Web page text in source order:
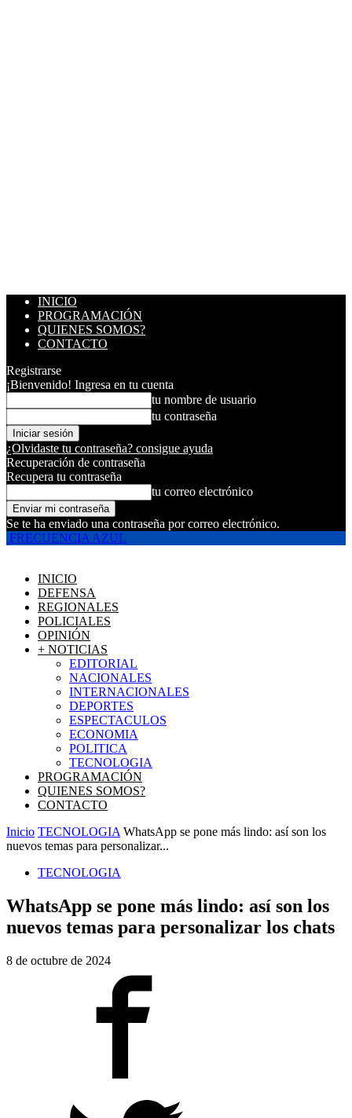
INICIO
PROGRAMACIÓN
QUIENES SOMOS?
CONTACTO
Registrarse
¡Bienvenido! Ingresa en tu cuenta
tu nombre de usuario
tu contraseña
¿Olvidaste tu contraseña? consigue ayuda
Recuperación de contraseña
Recupera tu contraseña
tu correo electrónico
Se te ha enviado una contraseña por correo electrónico.
FRECUENCIA AZUL
INICIO
DEFENSA
REGIONALES
POLICIALES
OPINIÓN
+ NOTICIAS
EDITORIAL
NACIONALES
INTERNACIONALES
DEPORTES
ESPECTACULOS
ECONOMIA
POLITICA
TECNOLOGIA
PROGRAMACIÓN
QUIENES SOMOS?
CONTACTO
Inicio TECNOLOGIA WhatsApp se pone más lindo: así son los
nuevos temas para personalizar...
TECNOLOGIA
WhatsApp se pone más lindo: así son los
nuevos temas para personalizar los chats
8 de octubre de 2024